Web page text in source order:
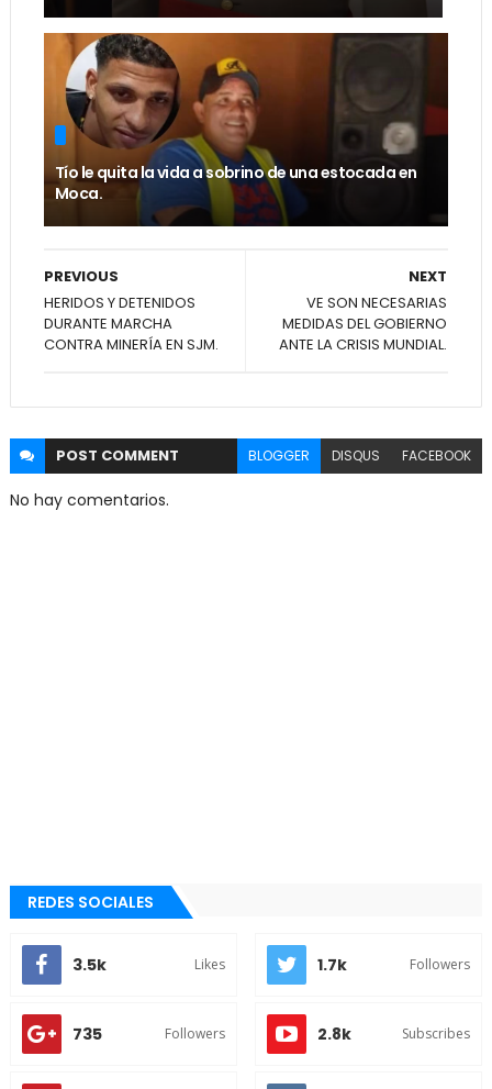
Tío le quita la vida a sobrino de una estocada en
Moca.
NEXT
VE SON NECESARIAS
MEDIDAS DEL GOBIERNO
ANTE LA CRISIS MUNDIAL.
PREVIOUS
HERIDOS Y DETENIDOS
DURANTE MARCHA
CONTRA MINERÍA EN SJM.
POST COMMENT BLOGGER DISQUS FACEBOOK
No hay comentarios.
REDES SOCIALES
3.5k Likes 1.7k Followers
735 Followers 2.8k Subscribes